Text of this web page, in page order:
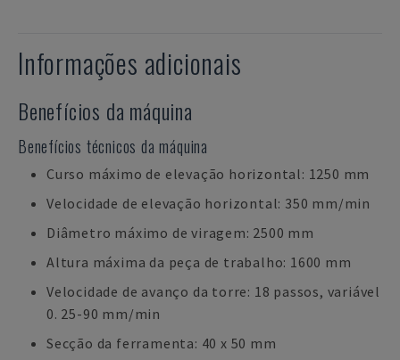
Informações adicionais
Benefícios da máquina
Benefícios técnicos da máquina
Curso máximo de elevação horizontal: 1250 mm
Velocidade de elevação horizontal: 350 mm/min
Diâmetro máximo de viragem: 2500 mm
Altura máxima da peça de trabalho: 1600 mm
Velocidade de avanço da torre: 18 passos, variável
0. 25-90 mm/min
Secção da ferramenta: 40 x 50 mm